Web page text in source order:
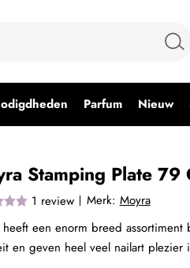
Parfum Nieuw
Stamping Plate 79
1 review Merk: Moyra
heeft een enorm breed
en geven heel veel nailart plezier